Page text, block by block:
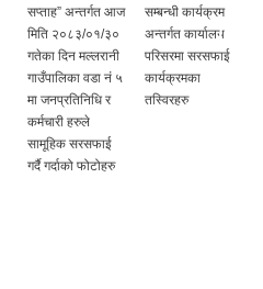
सप्ताह” अन्तर्गत आज
मिति २०८३/०१/३०
गतेका दिन मल्लरानी
गाउँपालिका वडा नं ५
मा जनप्रतिनिधि र
कर्मचारी हरुले
सामूहिक सरसफाई
गर्दै गर्दाको फोटोहरु
सम्बन्धी कार्यक्रम
अन्तर्गत कार्यालय
परिसरमा सरसफाई
कार्यक्रमका
तस्विरहरु